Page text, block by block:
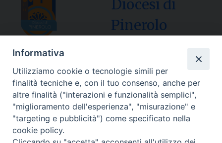
Diocesi di
Pinerolo
Sede Curia:
Via Vescovado, 1 – 10064 Pinerolo
Segreteria Generale Centralino Tel: 0121.37.33.20
e-mail: centralino@diocesipinerolo.it
Informativa
Utilizziamo cookie o tecnologie simili per
finalità tecniche e, con il tuo consenso, anche per
altre finalità ("interazioni e funzionalità semplici",
"miglioramento dell'esperienza", "misurazione" e
"targeting e pubblicità") come specificato nella
cookie policy.